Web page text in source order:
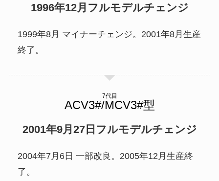
1996年12月フルモデルチェンジ
1999年8月 マイナーチェンジ。2001年8月生産
終了。
7代目
2001年9月27日フルモデルチェンジ
2004年7月6日 一部改良。2005年12月生産終
了。